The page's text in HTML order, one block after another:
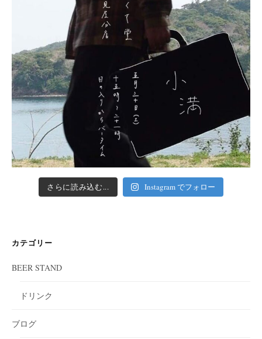
さらに読み込む... Instagram でフォロー
カテゴリー
BEER STAND
ドリンク
ブログ